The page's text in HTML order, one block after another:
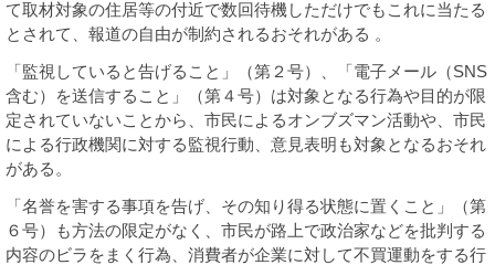
て取材対象の住居等の付近で数回待機しただけでもこれに当たる
とされて、報道の自由が制約されるおそれがある 。
「監視していると告げること」（第２号）、「電子メール（SNS
含む）を送信すること」（第４号）は対象となる行為や目的が限
定されていないことから、市民によるオンブズマン活動や、市民
による行政機関に対する監視行動、意見表明も対象となるおそれ
がある。
「名誉を害する事項を告げ、その知り得る状態に置くこと」（第
６号）も方法の限定がなく、市民が路上で政治家などを批判する
内容のビラをまく行為、消費者が企業に対して不買運動をする行